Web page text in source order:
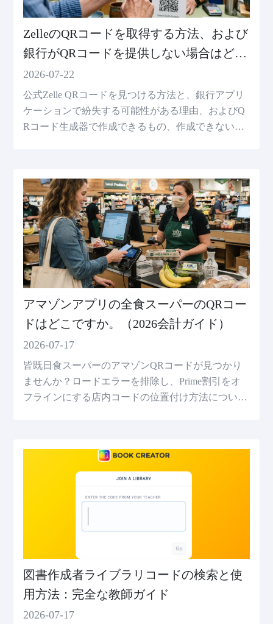
ZelleのQRコードを取得する方法、および
銀行がQRコードを提供しない場合はどう
すればいいのか
2026-07-22
公式Zelle QRコードを見つける方法と、銀行アプリ
ケーションで紛失する可能性がある理由、およびQ
Rコード生成器で作成できるもの、作成できないも
アマゾンアプリの全食スーパーのQRコー
ドはどこですか。（2026会計ガイド）
2026-07-17
皆既日食スーパーのアマゾンQRコードが見つかり
ませんか？ロードエラーを排除し、Prime割引をオ
フラインにする店内コードの位置付け方法について
図書作成者ライブラリコードの検索と使
用方法：完全な教師ガイド
2026-07-17